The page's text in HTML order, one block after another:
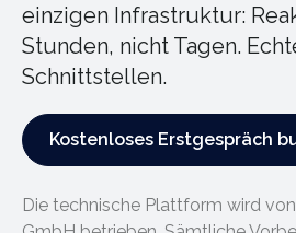
einzigen Infrastruktur:
Stunden, nicht Tagen.
Schnittstellen.
Kostenloses Erstgespräch
Kostenloses Erstgespräch
Die technische Plattform wird